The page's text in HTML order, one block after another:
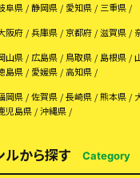
阜県 静岡県 愛知県
三重県
阪府 兵庫県 京都府 滋賀県
山県 広島県 鳥取県 島根県
島県
愛媛県
高知県
岡県 佐賀県 長崎県 熊本県
児島県
沖縄県
ルから探す Category